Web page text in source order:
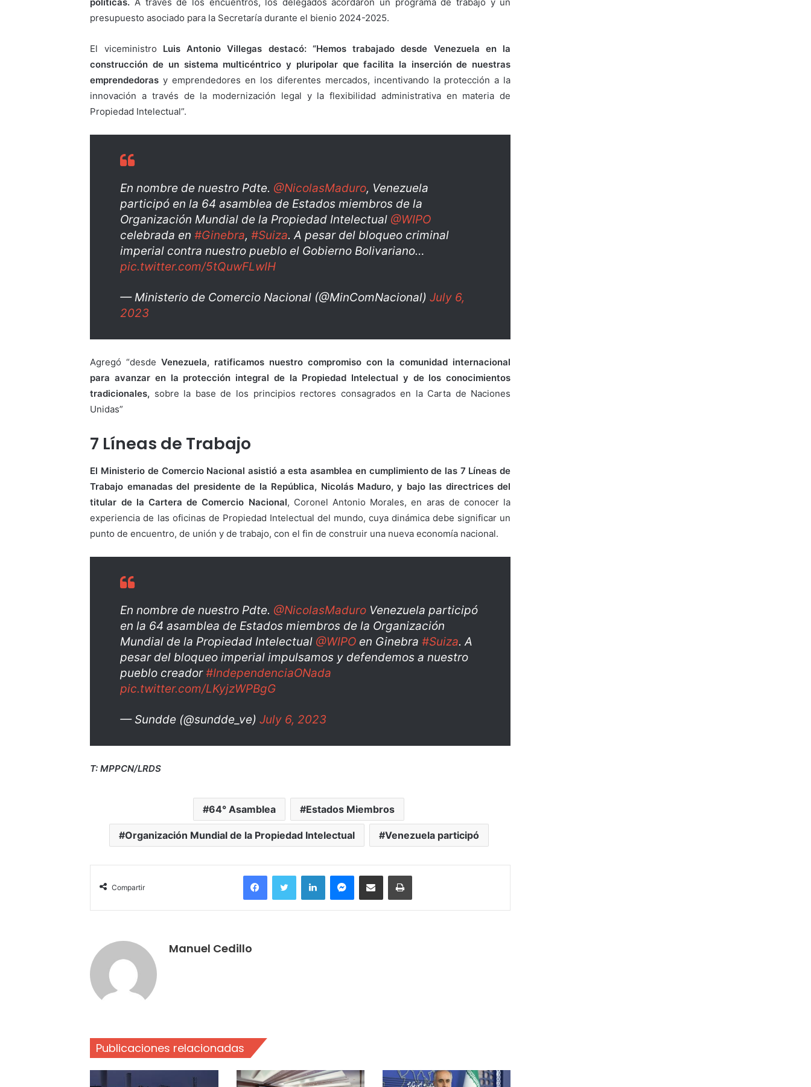
políticas.A través de los encuentros, los delegados acordaron un programa de trabajo y un
presupuesto asociado para la Secretaría durante el bienio 2024-2025.
El viceministro Luis Antonio Villegas destacó: “Hemos trabajado desde Venezuela en la
construcción de un sistema multicéntrico y pluripolar que facilita la inserción de nuestras
emprendedoras y emprendedores en los diferentes mercados, incentivando la protección a la
innovación a través de la modernización legal y la flexibilidad administrativa en materia de
Propiedad Intelectual”.
En nombre de nuestro Pdte. @NicolasMaduro, Venezuela
participó en la 64 asamblea de Estados miembros de la
Organización Mundial de la Propiedad Intelectual @WIPO
celebrada en#Ginebra,#Suiza. A pesar del bloqueo criminal
imperial contra nuestro pueblo el Gobierno Bolivariano…
pic.twitter.com/5tQuwFLwIH
— Ministerio de Comercio Nacional (@MinComNacional)July 6,
2023
Agregó “desdeVenezuela, ratificamos nuestro compromiso con la comunidad internacional
para avanzar en la protección integral de la Propiedad Intelectual y de los conocimientos
tradicionales, sobre la base de los principios rectores consagrados en la Carta de Naciones
Unidas”
7 Líneas de Trabajo
El Ministerio de Comercio Nacional asistió a esta asamblea en cumplimiento de las 7 Líneas de
Trabajo emanadas del presidente de la República, Nicolás Maduro, y bajo las directrices del
titular de la Cartera de Comercio Nacional, Coronel Antonio Morales, en aras de conocer la
experiencia de las oficinas de Propiedad Intelectual del mundo, cuya dinámica debe significar un
punto de encuentro, de unión y de trabajo, con el fin de construir una nueva economía nacional.
En nombre de nuestro Pdte. @NicolasMaduro Venezuela participó
en la 64 asamblea de Estados miembros de la Organización
Mundial de la Propiedad Intelectual @WIPO en Ginebra#Suiza. A
pesar del bloqueo imperial impulsamos y defendemos a nuestro
pueblo creador#IndependenciaONada
pic.twitter.com/LKyjzWPBgG
— Sundde (@sundde_ve)July 6, 2023
T: MPPCN/LRDS
64° Asamblea Estados Miembros
Organización Mundial de la Propiedad Intelectual Venezuela participó
Compartir
FacebookTwitter LinkedInMessengerCompartir por correo electrónicoImprimir
Manuel Cedillo
Publicaciones relacionadas